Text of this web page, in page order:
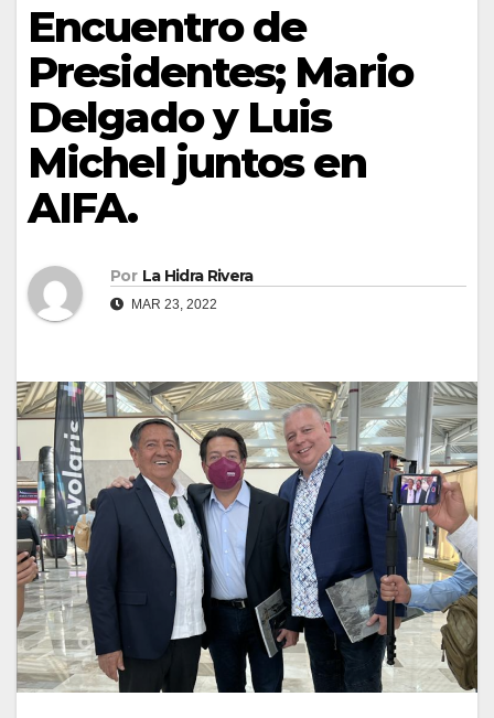
Encuentro de
Presidentes; Mario
Delgado y Luis
Michel juntos en
AIFA.
Por La Hidra Rivera
MAR 23, 2022